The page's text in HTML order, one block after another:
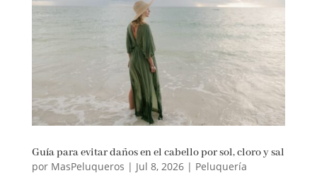
Guía para evitar daños en el cabello por sol, cloro y sal
por MasPeluqueros | Jul 8, 2026| Peluquería